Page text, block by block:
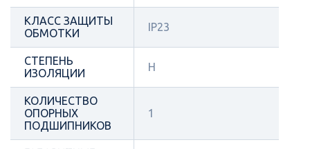
КЛАСС ЗАЩИТЫ
ОБМОТКИ
IP23
СТЕПЕНЬ
ИЗОЛЯЦИИ
Н
КОЛИЧЕСТВО
ОПОРНЫХ
ПОДШИПНИКОВ
1